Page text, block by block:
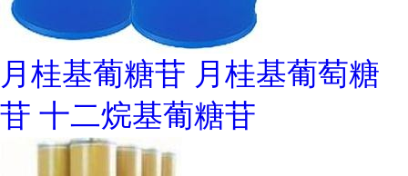
月桂基葡糖苷 月桂基葡萄糖
苷 十二烷基葡糖苷